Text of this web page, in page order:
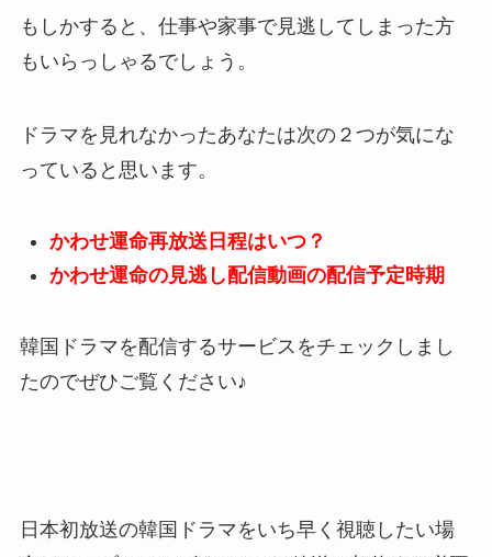
もしかすると、仕事や家事で見逃してしまった方
もいらっしゃるでしょう。
ドラマを見れなかったあなたは次の２つが気にな
っていると思います。
かわせ運命再放送日程はいつ？
かわせ運命の見逃し配信動画の配信予定時期
韓国ドラマを配信するサービスをチェックしまし
たのでぜひご覧ください♪
日本初放送の韓国ドラマをいち早く視聴したい場